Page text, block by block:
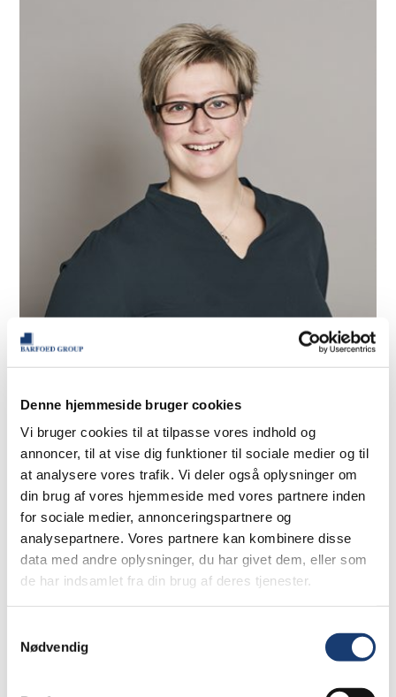
Denne hjemmeside bruger cookies
Vi bruger cookies til at tilpasse vores indhold og
annoncer, til at vise dig funktioner til sociale medier og til
at analysere vores trafik. Vi deler også oplysninger om
din brug af vores hjemmeside med vores partnere inden
for sociale medier, annonceringspartnere og
analysepartnere. Vores partnere kan kombinere disse
data med andre oplysninger, du har givet dem, eller som
de har indsamlet fra din brug af deres tjenester.
Nødvendig
Gitte Møllegaard Halvorsen
Advokatsekretær
gmh@barfoedgroup.dk